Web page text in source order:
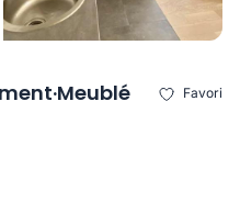
Favori